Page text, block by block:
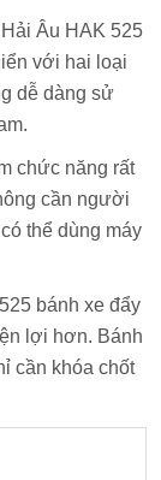
Âu HAK 525
với hai loại
dễ dàng sử
chức năng rất
cần người
thể dùng máy
bánh xe đẩy
lợi hơn. Bánh
cần khóa chốt